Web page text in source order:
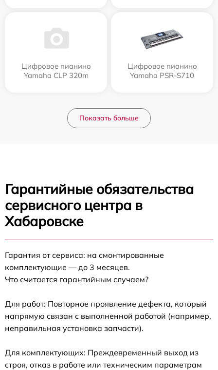
Цифровое пианино
Yamaha CLP 320m
Цифровое пианино
Yamaha PSR-S710
Показать больше
Гарантийные обязательства
сервисного центра в
Хабаровске
Гарантия от сервиса: на смонтированные
комплектующие — до 3 месяцев.
Что считается гарантийным случаем?
Для работ: Повторное проявление дефекта, который
напрямую связан с выполненной работой (например,
неправильная установка запчасти).
Для комплектующих: Преждевременный выход из
строя, отказ в работе или техническим параметрам